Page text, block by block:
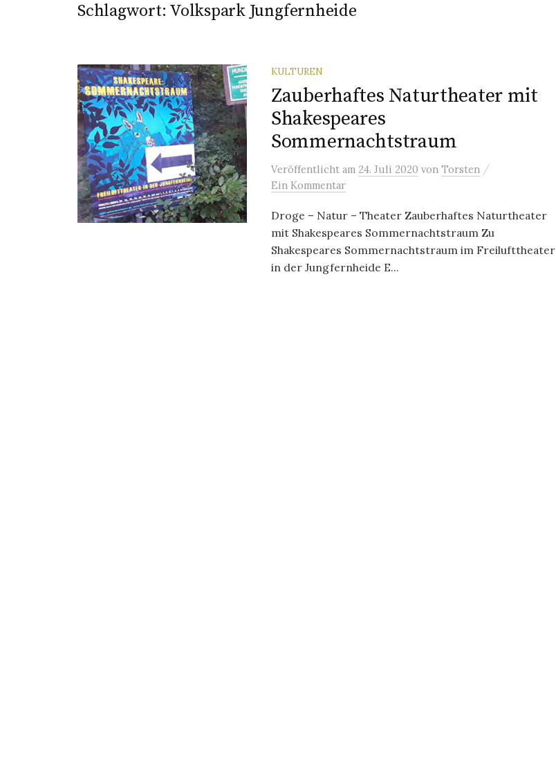
Schlagwort: Volkspark Jungfernheide
KULTUREN
Zauberhaftes Naturtheater mit
Shakespeares
Sommernachtstraum
Veröffentlicht am 24. Juli 2020 von Torsten /
Ein Kommentar
Droge – Natur – Theater Zauberhaftes Naturtheater
mit Shakespeares Sommernachtstraum Zu
Shakespeares Sommernachtstraum im Freilufttheater
in der Jungfernheide E...